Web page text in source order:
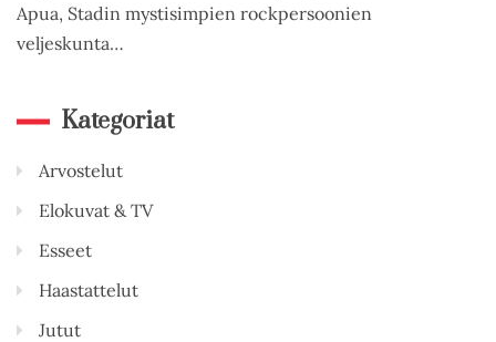
Apua, Stadin mystisimpien rockpersoonien
veljeskunta…
Kategoriat
Arvostelut
Elokuvat & TV
Esseet
Haastattelut
Jutut